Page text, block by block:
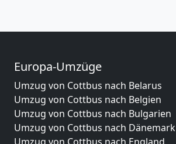
Europa-Umzüge
Umzug von Cottbus nach Belarus
Umzug von Cottbus nach Belgien
Umzug von Cottbus nach Bulgarien
Umzug von Cottbus nach Dänemark
Umzug von Cottbus nach England